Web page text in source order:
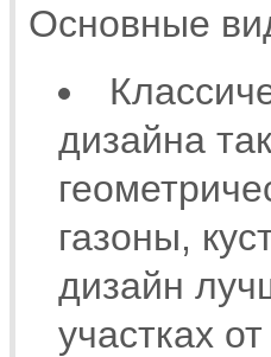
Основные
дизайна
газоны,
дизайн
участках